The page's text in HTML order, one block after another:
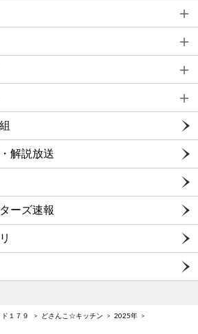
解説放送
ーズ速報
１７９ どさんこ☆キッチン
2025年